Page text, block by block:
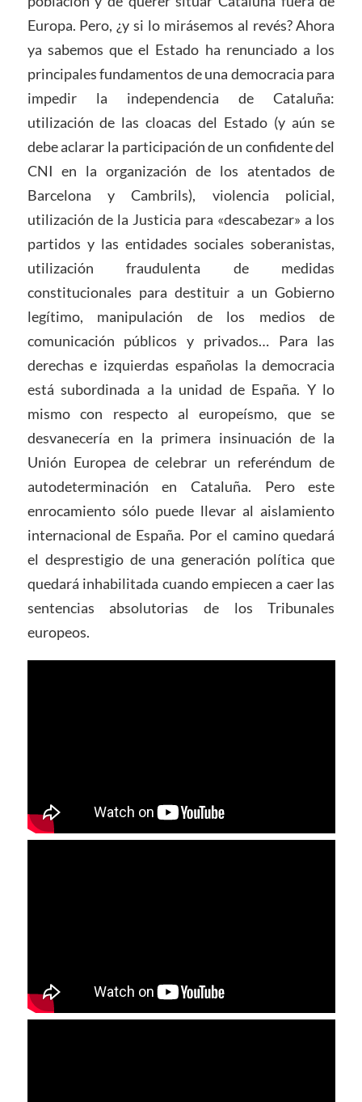
Europa. Pero, ¿y si lo mirásemos al revés? Ahora
ya sabemos que el Estado ha renunciado a los
principales fundamentos de una democracia para
impedir la independencia de Cataluña:
utilización de las cloacas del Estado (y aún se
debe aclarar la participación de un confidente del
CNI en la organización de los atentados de
Barcelona y Cambrils), violencia policial,
utilización de la Justicia para «descabezar» a los
partidos y las entidades sociales soberanistas,
utilización fraudulenta de medidas
constitucionales para destituir a un Gobierno
legítimo, manipulación de los medios de
comunicación públicos y privados… Para las
derechas e izquierdas españolas la democracia
está subordinada a la unidad de España. Y lo
mismo con respecto al europeísmo, que se
desvanecería en la primera insinuación de la
Unión Europea de celebrar un referéndum de
autodeterminación en Cataluña. Pero este
enrocamiento sólo puede llevar al aislamiento
internacional de España. Por el camino quedará
el desprestigio de una generación política que
quedará inhabilitada cuando empiecen a caer las
sentencias absolutorias de los Tribunales
europeos.